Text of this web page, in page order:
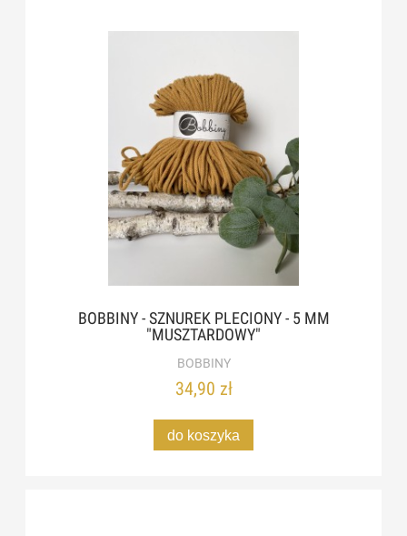
BOBBINY - SZNUREK PLECIONY - 5 MM
"MUSZTARDOWY"
BOBBINY
34,90 zł
do koszyka